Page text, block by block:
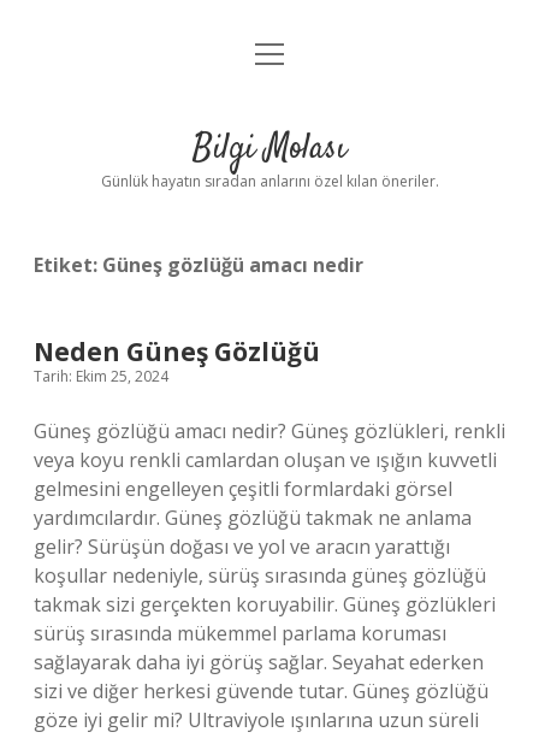
Anasayfa
Yasal Uyarı
menüyü
Bilgi Molası
Günlük hayatın sıradan anlarını özel kılan öneriler.
Etiket: Güneş gözlüğü amacı nedir
Neden Güneş Gözlüğü
Tarih: Ekim 25, 2024
Güneş gözlüğü amacı nedir? Güneş gözlükleri, renkli
veya koyu renkli camlardan oluşan ve ışığın kuvvetli
gelmesini engelleyen çeşitli formlardaki görsel
yardımcılardır. Güneş gözlüğü takmak ne anlama
gelir? Sürüşün doğası ve yol ve aracın yarattığı
koşullar nedeniyle, sürüş sırasında güneş gözlüğü
takmak sizi gerçekten koruyabilir. Güneş gözlükleri
sürüş sırasında mükemmel parlama koruması
sağlayarak daha iyi görüş sağlar. Seyahat ederken
sizi ve diğer herkesi güvende tutar. Güneş gözlüğü
göze iyi gelir mi? Ultraviyole ışınlarına uzun süreli